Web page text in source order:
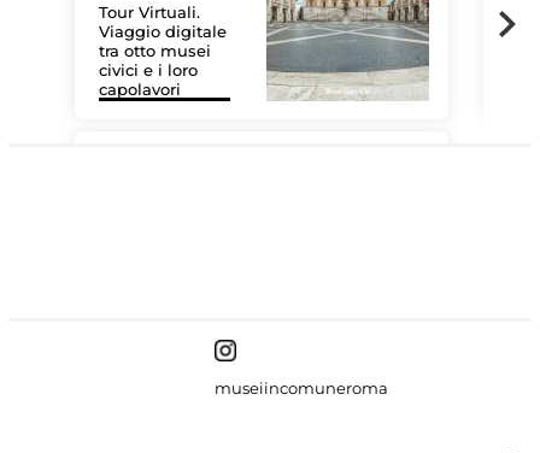
Tour Virtuali.
Viaggio digitale
tra otto musei
civici e i loro
capolavori
museiincomuneroma